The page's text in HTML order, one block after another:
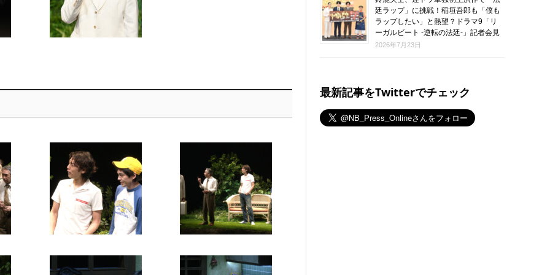
廷ラップ」に挑戦！稲垣吾郎も「僕も
ラップしたい」と熱望？ドラマ9「リ
ーガルビート -逆転の法廷-」記者会見
2026年7月23日
最新記事をTwitterでチェック